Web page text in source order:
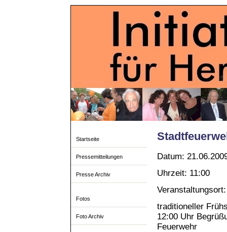
Startseite
Pressemitteilungen
Presse Archiv
Fotos
Foto Archiv
Datum:
Uhrzeit: 11:00
traditioneller
12:00 Uhr
Feuerwehr